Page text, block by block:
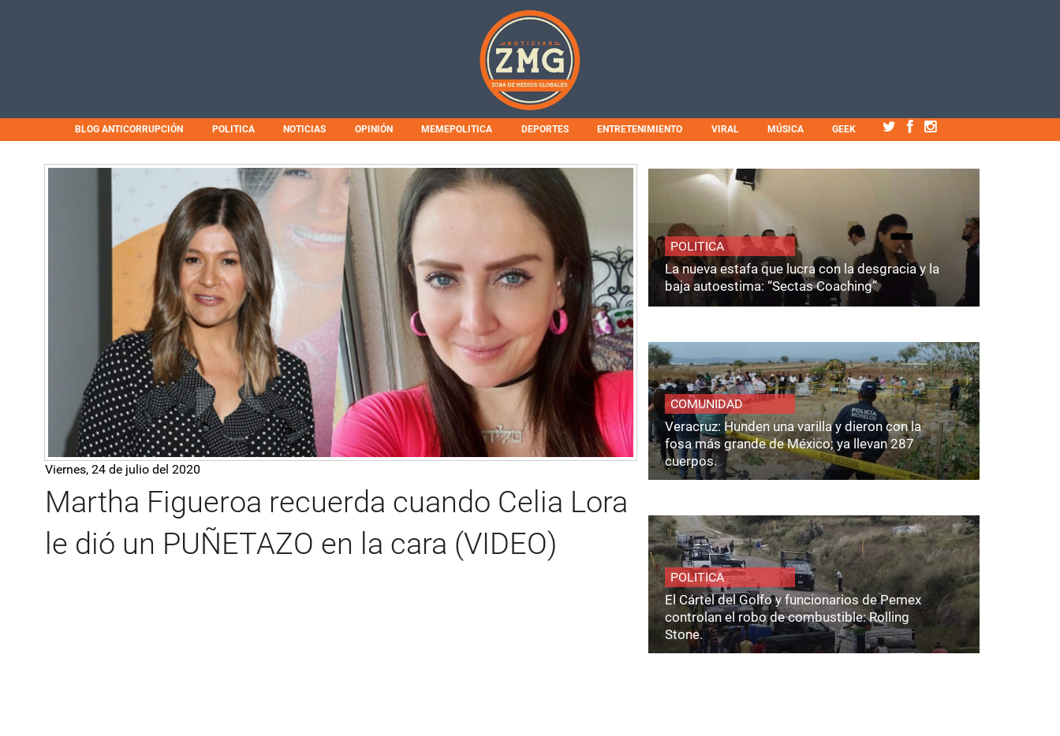
BLOG ANTICORRUPCIÓN POLITICA NOTICIAS OPINIÓN MEMEPOLITICA DEPORTES ENTRETENIMIENTO VIRAL MÚSICA GEEK
Viernes, 24 de julio del 2020
Martha Figueroa recuerda cuando Celia Lora
le dió un PUÑETAZO en la cara (VIDEO)
POLITICA
La nueva estafa que lucra con la desgracia y la
baja autoestima: “Sectas Coaching”
COMUNIDAD
Veracruz: Hunden una varilla y dieron con la
fosa más grande de México; ya llevan 287
cuerpos.
POLITICA
El Cártel del Golfo y funcionarios de Pemex
controlan el robo de combustible: Rolling
Stone.